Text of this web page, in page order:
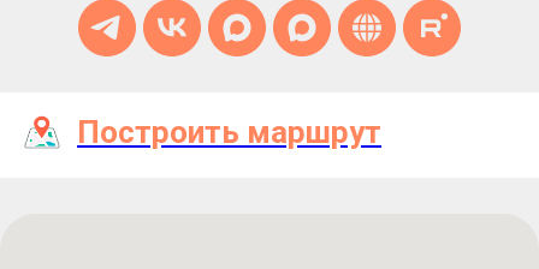
Построить маршрут